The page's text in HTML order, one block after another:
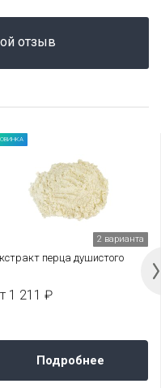
отзыв
2 варианта
перца душистого
1 211 ₽
Подробнее